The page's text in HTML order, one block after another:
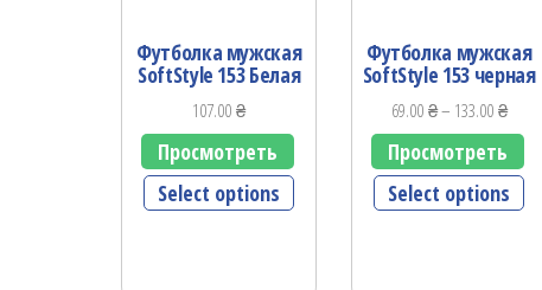
Футболка мужская
SoftStyle 153 Белая
107.00₴
Просмотреть
Select options
Футболка мужская
SoftStyle 153 черная
69.00₴– 133.00₴
Просмотреть
Select options